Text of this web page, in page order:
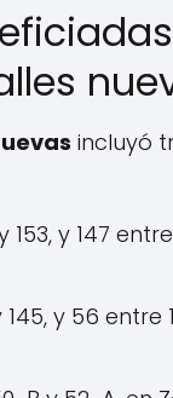
incluyó
153, y 147
y 56 entre